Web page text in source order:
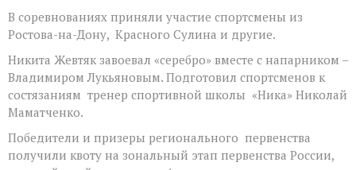
В соревнованиях приняли участие спортсмены из
Ростова-на-Дону, Красного Сулина и другие.
Никита Жевтяк завоевал «серебро» вместе с напарником –
Владимиром Лукьяновым. Подготовил спортсменов к
состязаниям тренер спортивной школы «Ника» Николай
Маматченко.
Победители и призеры регионального первенства
получили квоту на зональный этап первенства России,